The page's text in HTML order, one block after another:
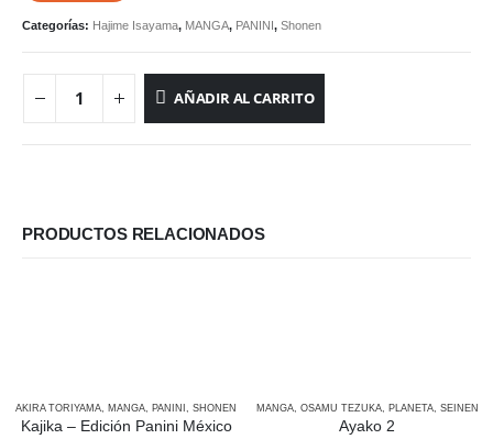
Categorías: Hajime Isayama, MANGA, PANINI, Shonen
AÑADIR AL CARRITO
PRODUCTOS RELACIONADOS
AKIRA TORIYAMA MANGA PANINI SHONEN
Kajika – Edición Panini México
MANGA, OSAMU TEZUKA, PLANETA, SEINEN
Ayako 2